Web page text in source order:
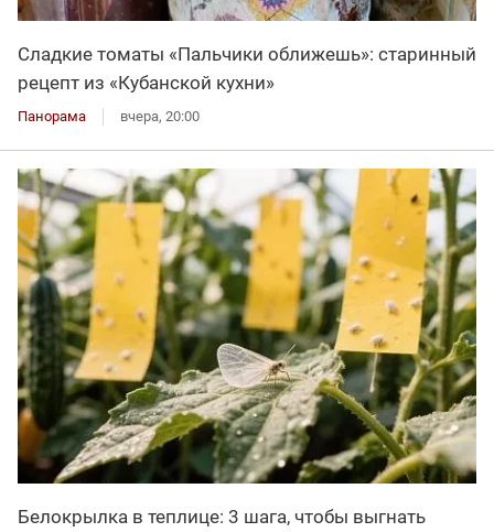
Сладкие томаты «Пальчики оближешь»: старинный
рецепт из «Кубанской кухни»
Панорама вчера, 20:00
Белокрылка в теплице: 3 шага, чтобы выгнать